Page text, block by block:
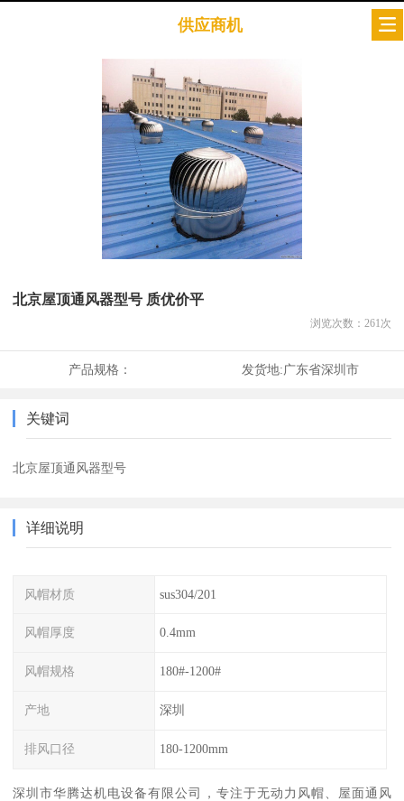
供应商机
北京屋顶通风器型号 质优价平
浏览次数： 261 次
产品规格： 发货地:广东省深圳市
关键词
北京屋顶通风器型号
详细说明
风帽材质 sus304/201
风帽厚度 0.4mm
风帽规格 180#-1200#
产地 深圳
排风口径 180-1200mm
深圳市华腾达机电设备有限公司，专注于无动力风帽、屋面通风